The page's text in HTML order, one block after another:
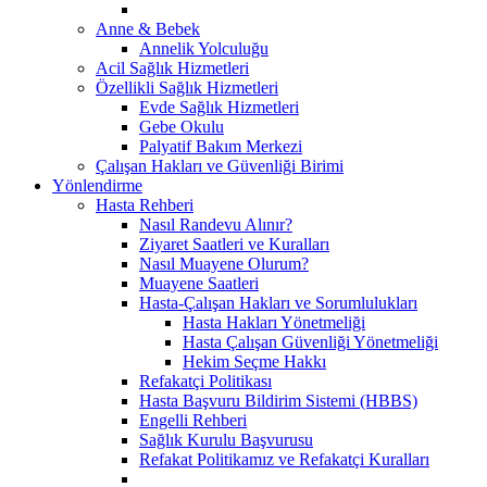
Anne & Bebek
Annelik Yolculuğu
Acil Sağlık Hizmetleri
Özellikli Sağlık Hizmetleri
Evde Sağlık Hizmetleri
Gebe Okulu
Palyatif Bakım Merkezi
Çalışan Hakları ve Güvenliği Birimi
Yönlendirme
Hasta Rehberi
Nasıl Randevu Alınır?
Ziyaret Saatleri ve Kuralları
Nasıl Muayene Olurum?
Muayene Saatleri
Hasta-Çalışan Hakları ve Sorumlulukları
Hasta Hakları Yönetmeliği
Hasta Çalışan Güvenliği Yönetmeliği
Hekim Seçme Hakkı
Refakatçi Politikası
Hasta Başvuru Bildirim Sistemi (HBBS)
Engelli Rehberi
Sağlık Kurulu Başvurusu
Refakat Politikamız ve Refakatçi Kuralları